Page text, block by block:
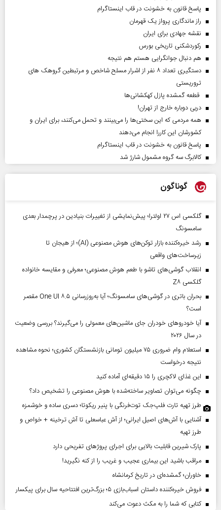
پاسخ قانون به خشونت در قاب اینستاگرام
راز ماندگاری پرواز یک قهرمان
نقشه جهادی برای ایران
رکوردشکنی تاریخی بورس
هم دنبال جوانگرایی هستم هم نتیجه
دستگیری تعداد ۸ نفر از اشرار مسلح شاخص و مرتبطین گروهک های
تروریستی
قطعه گمشده پازل کهکشانی‌ها
دربی دوباره خارج از تهران!
همه مردمی که این سختی‌ها را می‌بینند و تحمل می‌کنند، برای ایران و
کشورشان این کاررا انجام می‌دهند
پاسخ قانون به خشونت در قاب اینستاگرام
کالابرگ سه گروه مشمول شارژ شد
گوناگون
گلکسی اس ۲۷ اولترا؛ پیش‌نمایشی از تغییرات بنیادین در پرچمدار بعدی
سامسونگ
رشد خیره‌کننده بازار توکن‌های هوش مصنوعی (AI)؛ از هیجان تا
زیرساخت‌های واقعی
انقلاب گوشی‌های تاشو‌ با طعم هوش مصنوعی؛ معرفی و مقایسه خانواده
گلکسی Z۸
بحران باتری در گوشی‌های سامسونگ؛ آیا به‌روزرسانی One UI ۸.۵ مقصر
است؟
آیا خودروهای خودران جای ماشین‌های معمولی را می‌گیرند؟ بررسی وضعیت
در سال ۲۰۲۶
استعلام وام ضروری ۷۵ میلیون تومانی بازنشستگان کشوری؛ نحوه مشاهده
نتیجه درخواست
این غذای لاکچری را ۱۵ دقیقه‌ای آماده کنید
چگونه می‌توان تصاویر ساخته‌شده با هوش مصنوعی را تشخیص داد؟
طرز تهیه تارت فلپ‌جک توت‌فرنگی با پنیر ریکوتا؛ دسری ساده و خوشمزه
آشنایی با آش‌های اصیل ایرانی؛ از آش عباسعلی تا آش ترخینه + خواص و
طرز تهیه
پارک شیرین قابلیت‌ بالایی برای اجرای پروژهای تفریحی دارد
مراقب باشید این بیماری عجیب و غریب را از کنه نگیرید!
خاوران؛ گمشده‌ای در تاریخ کرمانشاه
فروش خیره‌کننده داستان اسباب‌بازی ۵؛ بزرگ‌ترین افتتاحیه سال برای پیکسار
کتابی که شما را به مکث دعوت می‌کند